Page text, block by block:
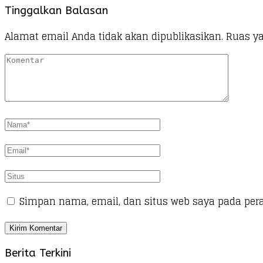
Tinggalkan Balasan
Alamat email Anda tidak akan dipublikasikan. Ruas
Simpan nama, email, dan situs web saya pada
Berita Terkini